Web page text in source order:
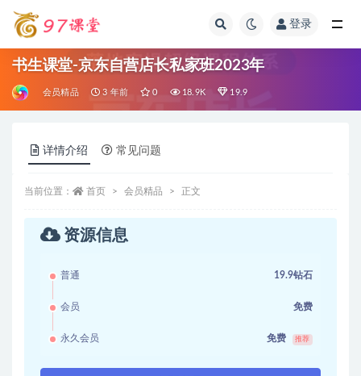
登录
书生课堂-京东自营店长私家班2023年
会员精品 3 年前 0 18.9K 19.9
详情介绍 常见问题
当前位置： 首页 会员精品 正文
资源信息
普通 19.9钻石
会员 免费
永久会员 免费 推荐